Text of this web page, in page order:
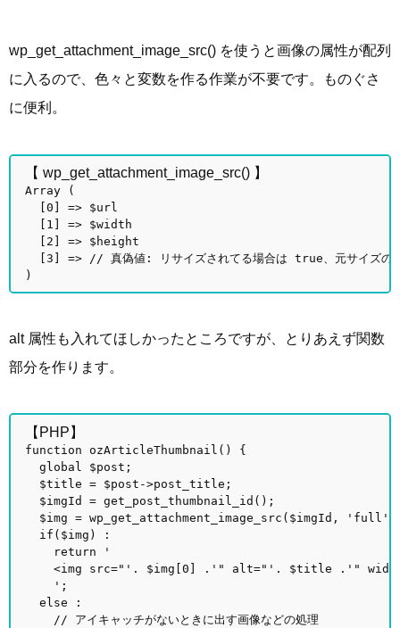
wp_get_attachment_image_src() を使うと画像の属性が配列
に入るので、色々と変数を作る作業が不要です。ものぐさ
に便利。
【 wp_get_attachment_image_src() 】
Array (
[0] => $url
[1] => $width
[2] => $height
[3] => // 真偽値: リサイズされてる場合は true、元サイズの
)
alt 属性も入れてほしかったところですが、とりあえず関数
部分を作ります。
【PHP】
function ozArticleThumbnail() {
global $post;
$title = $post->post_title;
$imgId = get_post_thumbnail_id();
$img = wp_get_attachment_image_src($imgId,
if($img) :
return '
<img src="'. $img[0] .'" alt="'. $title .'"
';
else :
// アイキャッチがないときに出す画像などの処理